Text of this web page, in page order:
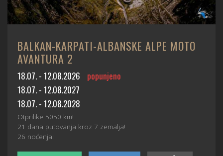
BALKAN-KARPATI-ALBANSKE ALPE MOTO
AVANTURA 2
18.07. - 12.08.2026
popunjeno
18.07. - 12.08.2027
18.07. - 12.08.2028
Otprilike 5050 km!
21 dana putovanja kroz 7 zemalja!
26 noćenja!